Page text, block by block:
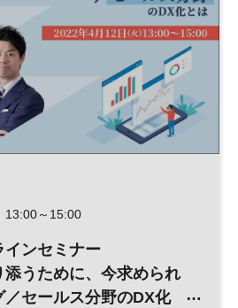
13:00～15:00
インセミナー
うために、今求められ
／セールス分野のDX化